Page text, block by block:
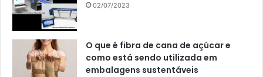
02/07/2023
O que é fibra de cana de açúcar e
como está sendo utilizada em
embalagens sustentáveis